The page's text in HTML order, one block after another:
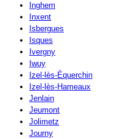
Inghem
Inxent
Isbergues
Isques
Ivergny
Iwuy
Izel-lès-Équerchin
Izel-lès-Hameaux
Jenlain
Jeumont
Jolimetz
Journy